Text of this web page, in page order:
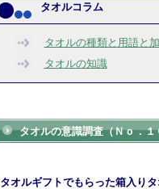
タオルコラム
タオルの種類と用語と
タオルの知識
タオルの意識調査（Ｎｏ．１
タオルギフトでもらった箱入り